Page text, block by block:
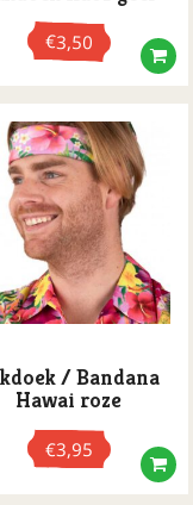
€3,50
/ Bandana
Hawai roze
€3,95